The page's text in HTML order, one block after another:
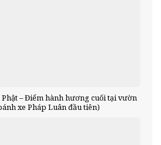
– Điểm hành hương cuối tại vườn
xe Pháp Luân đầu tiên)